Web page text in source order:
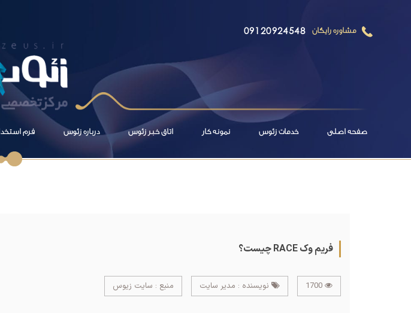
مشاوره رایگان 09120924548
صفحه اصلی خدمات زئوس نمونه کار اتاق خبر زئوس درباره زئوس فرم
فریم وک RACE چیست؟
نویسنده : مدیر سایت منبع : سایت زیوس